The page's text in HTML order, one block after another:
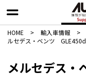
HOME > 輸入車情報 >
ルセデス・ベンツ
メルセデス